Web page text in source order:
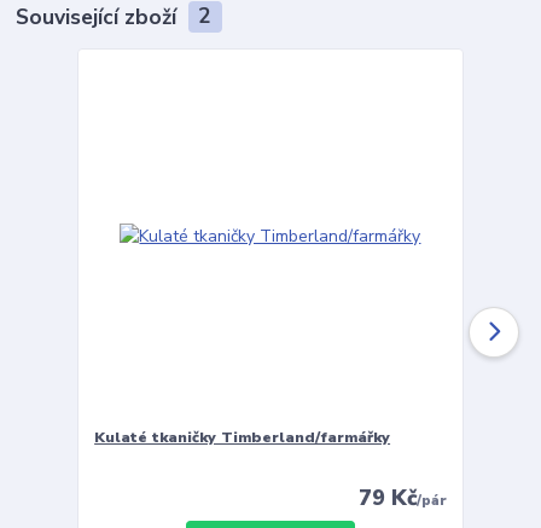
Související zboží 2
Kulaté tkaničky Timberland/farmářky
79 Kč/pár